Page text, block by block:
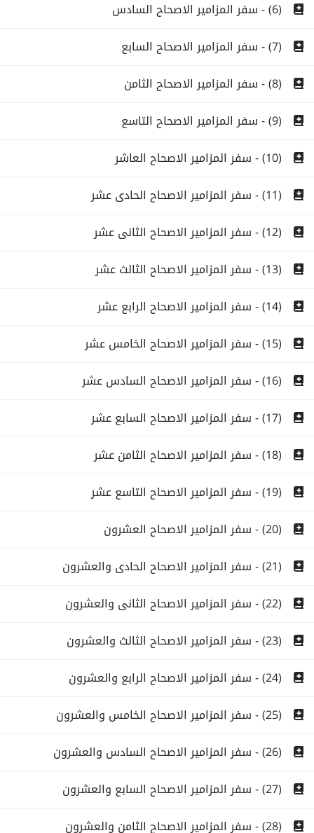
(6) - سفر المزامير الاصحاح السادس
(7) - سفر المزامير الاصحاح السابع
(8) - سفر المزامير الاصحاح الثامن
(9) - سفر المزامير الاصحاح التاسع
(10) - سفر المزامير الاصحاح العاشر
(11) - سفر المزامير الاصحاح الحادى عشر
(12) - سفر المزامير الاصحاح الثانى عشر
(13) - سفر المزامير الاصحاح الثالث عشر
(14) - سفر المزامير الاصحاح الرابع عشر
(15) - سفر المزامير الاصحاح الخامس عشر
(16) - سفر المزامير الاصحاح السادس عشر
(17) - سفر المزامير الاصحاح السابع عشر
(18) - سفر المزامير الاصحاح الثامن عشر
(19) - سفر المزامير الاصحاح التاسع عشر
(20) - سفر المزامير الاصحاح العشرون
(21) - سفر المزامير الاصحاح الحادى والعشرون
(22) - سفر المزامير الاصحاح الثانى والعشرون
(23) - سفر المزامير الاصحاح الثالث والعشرون
(24) - سفر المزامير الاصحاح الرابع والعشرون
(25) - سفر المزامير الاصحاح الخامس والعشرون
(26) - سفر المزامير الاصحاح السادس والعشرون
(27) - سفر المزامير الاصحاح السابع والعشرون
(28) - سفر المزامير الاصحاح الثامن والعشرون